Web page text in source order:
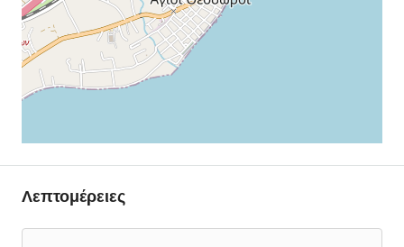
Λεπτομέρειες